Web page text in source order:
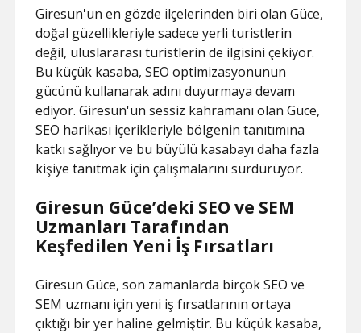
Giresun'un en gözde ilçelerinden biri olan Güce,
doğal güzellikleriyle sadece yerli turistlerin
değil, uluslararası turistlerin de ilgisini çekiyor.
Bu küçük kasaba, SEO optimizasyonunun
gücünü kullanarak adını duyurmaya devam
ediyor. Giresun'un sessiz kahramanı olan Güce,
SEO harikası içerikleriyle bölgenin tanıtımına
katkı sağlıyor ve bu büyülü kasabayı daha fazla
kişiye tanıtmak için çalışmalarını sürdürüyor.
Giresun Güce’deki SEO ve SEM
Uzmanları Tarafından
Keşfedilen Yeni İş Fırsatları
Giresun Güce, son zamanlarda birçok SEO ve
SEM uzmanı için yeni iş fırsatlarının ortaya
çıktığı bir yer haline gelmiştir. Bu küçük kasaba,